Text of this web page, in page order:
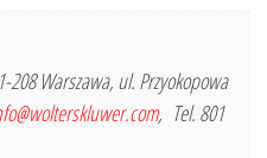
208 Warszawa, ul. Przyokopowa
, Tel. 801